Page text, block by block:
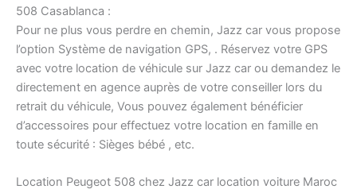
508 Casablanca :
Pour ne plus vous perdre en chemin, Jazz car vous propose
l’option Système de navigation GPS, . Réservez votre GPS
avec votre location de véhicule sur Jazz car ou demandez le
directement en agence auprès de votre conseiller lors du
retrait du véhicule, Vous pouvez également bénéficier
d’accessoires pour effectuez votre location en famille en
toute sécurité : Sièges bébé , etc.
Location Peugeot 508 chez Jazz car location voiture Maroc